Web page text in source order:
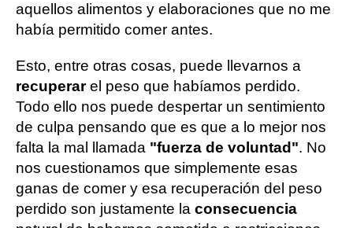
aquellos alimentos y elaboraciones que no me
había permitido comer antes.
Esto, entre otras cosas, puede llevarnos a
recuperarel peso que habíamos perdido.
Todo ello nos puede despertar un sentimiento
de culpa pensando que es que a lo mejor nos
falta la mal llamada "fuerza de voluntad". No
nos cuestionamos que simplemente esas
ganas de comer y esa recuperación del peso
perdido son justamente la consecuencia